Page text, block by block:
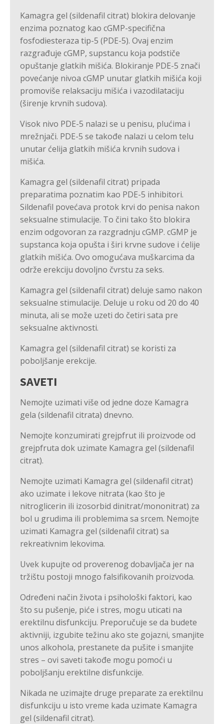
Kamagra gel (sildenafil citrat) blokira delovanje
enzima poznatog kao cGMP-specifična
fosfodiesteraza tip-5 (PDE-5). Ovaj enzim
razgrađuje cGMP, supstancu koja podstiče
opuštanje glatkih mišića. Blokiranje PDE-5 znači
povećanje nivoa cGMP unutar glatkih mišića koji
promoviše relaksaciju mišića i vazodilataciju
(širenje krvnih sudova).
Visok nivo PDE-5 nalazi se u penisu, plućima i
mrežnjači. PDE-5 se takođe nalazi u celom telu
unutar ćelija glatkih mišića krvnih sudova i
mišića.
Kamagra gel (sildenafil citrat) pripada
preparatima poznatim kao PDE-5 inhibitori.
Sildenafil povećava protok krvi do penisa nakon
seksualne stimulacije. To čini tako što blokira
enzim odgovoran za razgradnju cGMP. cGMP je
supstanca koja opušta i širi krvne sudove i ćelije
glatkih mišića. Ovo omogućava muškarcima da
održe erekciju dovoljno čvrstu za seks.
Kamagra gel (sildenafil citrat) deluje samo nakon
seksualne stimulacije. Deluje u roku od 20 do 40
minuta, ali se može uzeti do četiri sata pre
seksualne aktivnosti.
Kamagra gel (sildenafil citrat) se koristi za
poboljšanje erekcije.
SAVETI
Nemojte uzimati više od jedne doze Kamagra
gela (sildenafil citrata) dnevno.
Nemojte konzumirati grejpfrut ili proizvode od
grejpfruta dok uzimate Kamagra gel (sildenafil
citrat).
Nemojte uzimati Kamagra gel (sildenafil citrat)
ako uzimate i lekove nitrata (kao što je
nitroglicerin ili izosorbid dinitrat/mononitrat) za
bol u grudima ili problemima sa srcem. Nemojte
uzimati Kamagra gel (sildenafil citrat) sa
rekreativnim lekovima.
Uvek kupujte od proverenog dobavljača jer na
tržištu postoji mnogo falsifikovanih proizvoda.
Određeni način života i psihološki faktori, kao
što su pušenje, piće i stres, mogu uticati na
erektilnu disfunkciju. Preporučuje se da budete
aktivniji, izgubite težinu ako ste gojazni, smanjite
unos alkohola, prestanete da pušite i smanjite
stres – ovi saveti takođe mogu pomoći u
poboljšanju erektilne disfunkcije.
Nikada ne uzimajte druge preparate za erektilnu
disfunkciju u isto vreme kada uzimate Kamagra
gel (sildenafil citrat).